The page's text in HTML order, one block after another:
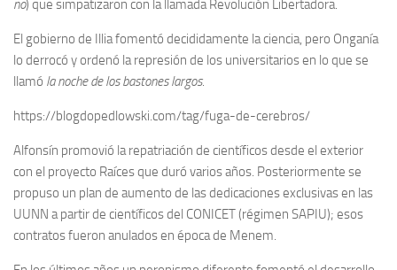
no) que simpatizaron con la llamada Revolución Libertadora.
El gobierno de Illia fomentó decididamente la ciencia, pero Onganía
lo derrocó y ordenó la represión de los universitarios en lo que se
llamó la noche de los bastones largos.
https://blogdopedlowski.com/tag/fuga-de-cerebros/
Alfonsín promovió la repatriación de científicos desde el exterior
con el proyecto Raíces que duró varios años. Posteriormente se
propuso un plan de aumento de las dedicaciones exclusivas en las
UUNN a partir de científicos del CONICET (régimen SAPIU); esos
contratos fueron anulados en época de Menem.